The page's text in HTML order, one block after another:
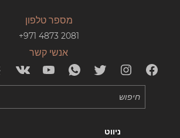
מספר טלפון
+971 4873 2081
אנשי קשר
ניווט